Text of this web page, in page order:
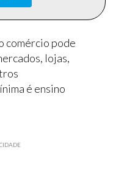
comércio pode
lojas,
é ensino